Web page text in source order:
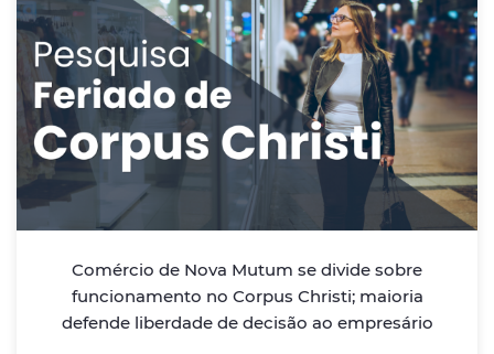
Comércio de Nova Mutum se divide sobre
funcionamento no Corpus Christi; maioria
defende liberdade de decisão ao empresário
Comércio de Nova Mutum se divide sobre
funcionamento no Corpus Christi; maioria
defende liberdade de decisão ao
empresário
Pesquisa realizada pela ACENM/CDL aponta que mais
autonomia para decidir sobre a abertura dos
estabelecimentos.